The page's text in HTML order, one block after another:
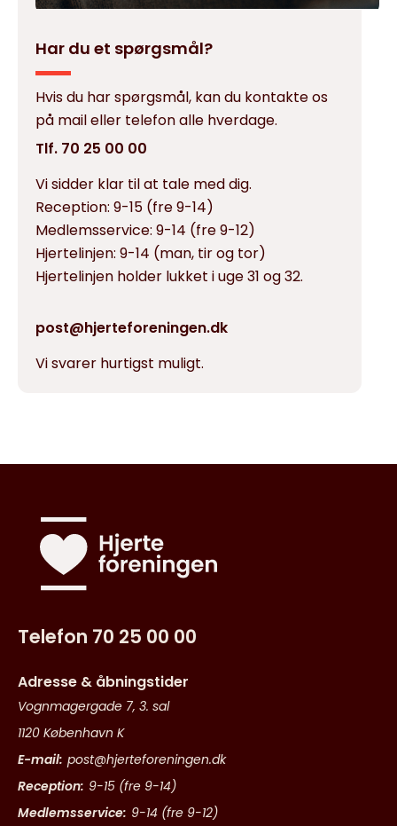
Har du et spørgsmål?
Hvis du har spørgsmål, kan du kontakte os
på mail eller telefon alle hverdage.
Tlf. 70 25 00 00
Vi sidder klar til at tale med dig.
Reception: 9-15 (fre 9-14)
Medlemsservice: 9-14 (fre 9-12)
Hjertelinjen: 9-14 (man, tir og tor)
Hjertelinjen holder lukket i uge 31 og 32.
post@hjerteforeningen.dk
Vi svarer hurtigst muligt.
Telefon 70 25 00 00
Adresse & åbningstider
Vognmagergade 7, 3. sal
1120 København K
E-mail: post@hjerteforeningen.dk
Reception: 9-15 (fre 9-14)
Medlemsservice: 9-14 (fre 9-12)